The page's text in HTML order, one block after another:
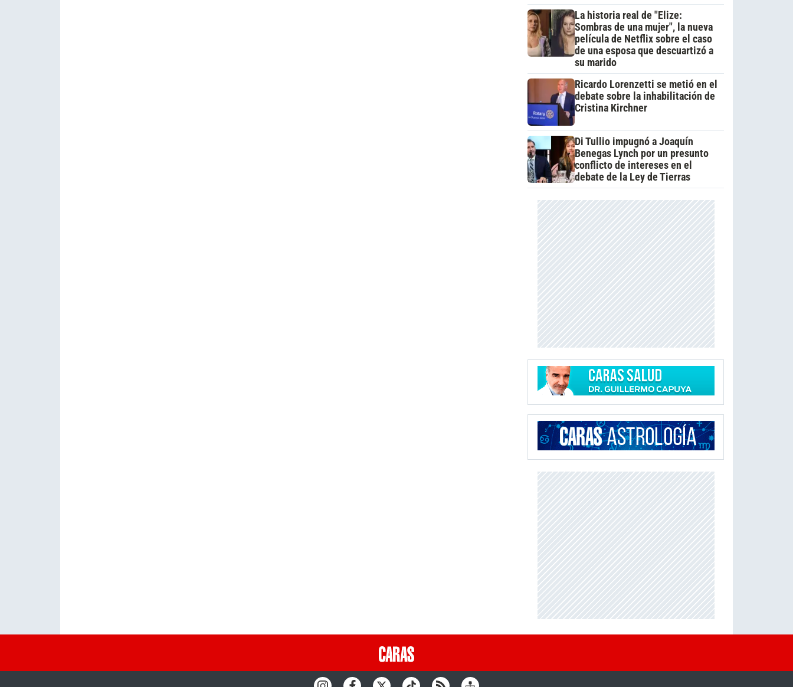
La historia real de "Elize:
Sombras de una mujer", la nueva
película de Netflix sobre el caso
de una esposa que descuartizó a
su marido
Ricardo Lorenzetti se metió en el
debate sobre la inhabilitación de
Cristina Kirchner
Di Tullio impugnó a Joaquín
Benegas Lynch por un presunto
conflicto de intereses en el
debate de la Ley de Tierras